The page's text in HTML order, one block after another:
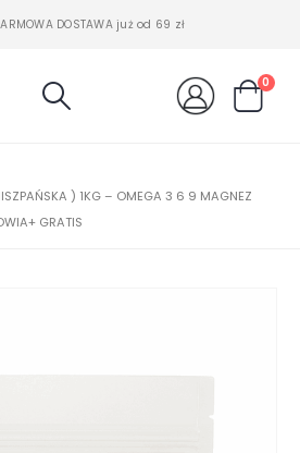
DOSTAWA już od 69 zł
0
) 1KG – OMEGA 3 6 9 MAGNEZ
GRATIS